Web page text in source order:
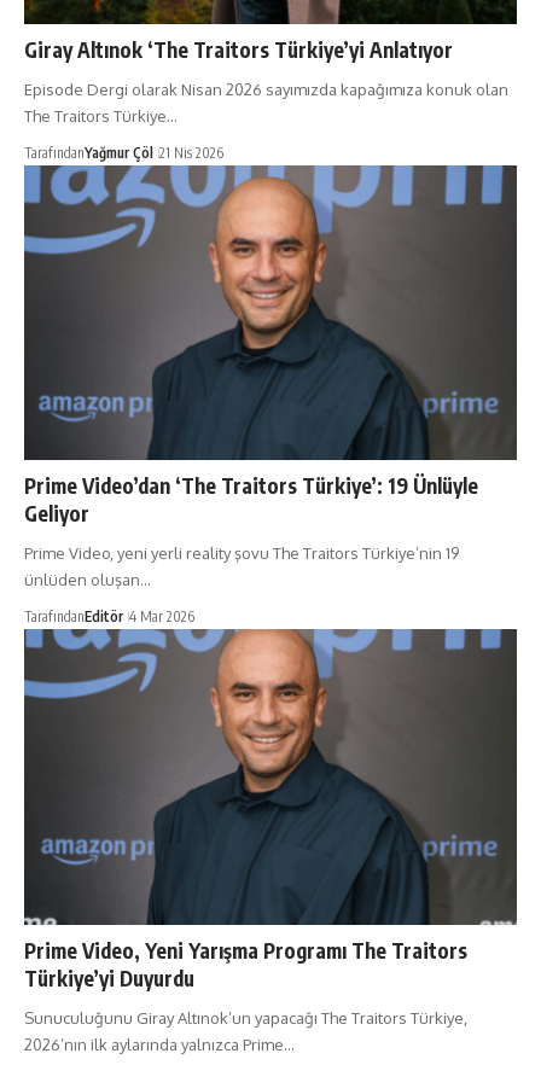
Giray Altınok ‘The Traitors Türkiye’yi Anlatıyor
Episode Dergi olarak Nisan 2026 sayımızda kapağımıza konuk olan
The Traitors Türkiye…
TarafındanYağmur Çöl 21 Nis 2026
Prime Video’dan ‘The Traitors Türkiye’: 19 Ünlüyle
Geliyor
Prime Video, yeni yerli reality şovu The Traitors Türkiye’nin 19
ünlüden oluşan…
TarafındanEditör 4 Mar 2026
Prime Video, Yeni Yarışma Programı The Traitors
Türkiye’yi Duyurdu
Sunuculuğunu Giray Altınok’un yapacağı The Traitors Türkiye,
2026’nın ilk aylarında yalnızca Prime…